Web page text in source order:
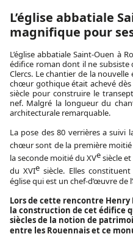
L’église abbatiale
magnifique pour
L’église abbatiale Saint-Ouen à
édifice roman dont il ne subsiste
Clercs. Le chantier de la
chœur gothique était achevé
siècle pour construire le
nef. Malgré la longueur du
architecturale remarquable.
La pose des 80 verrières a suivi
chœur sont de la première moitié
la seconde moitié du XVesiècle
du XVIe siècle. Elles
église qui est un chef-d’œuvre de
Lors de cette rencontre
la construction de cet édifice
siècles de la notion de
entre les Rouennais et ce